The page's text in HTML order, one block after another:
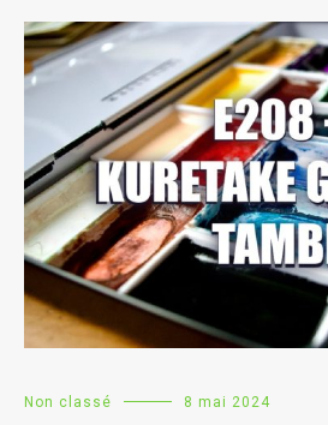
Non classé 8 mai 2024